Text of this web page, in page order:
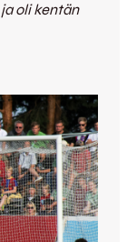
oli kentän